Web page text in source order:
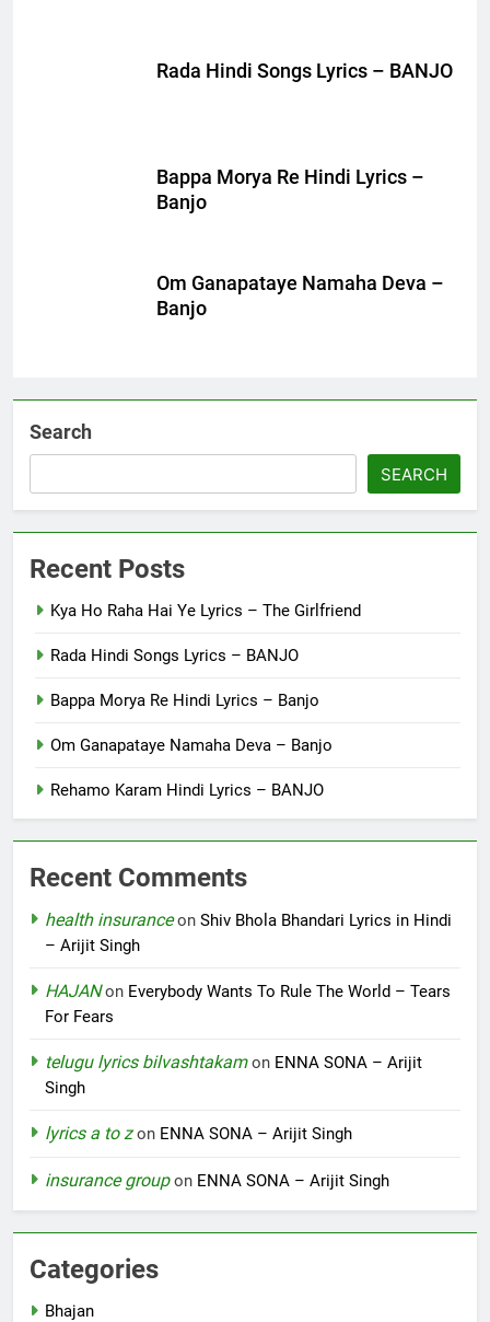
Rada Hindi Songs Lyrics – BANJO
Bappa Morya Re Hindi Lyrics –
Banjo
Om Ganapataye Namaha Deva –
Banjo
Search
SEARCH
Recent Posts
Kya Ho Raha Hai Ye Lyrics – The Girlfriend
Rada Hindi Songs Lyrics – BANJO
Bappa Morya Re Hindi Lyrics – Banjo
Om Ganapataye Namaha Deva – Banjo
Rehamo Karam Hindi Lyrics – BANJO
Recent Comments
health insuranceon Shiv Bhola Bhandari Lyrics in Hindi
– Arijit Singh
HAJANon Everybody Wants To Rule The World – Tears
For Fears
telugu lyrics bilvashtakamon ENNA SONA – Arijit
Singh
lyrics a to zon ENNA SONA – Arijit Singh
insurance groupon ENNA SONA – Arijit Singh
Categories
Bhajan